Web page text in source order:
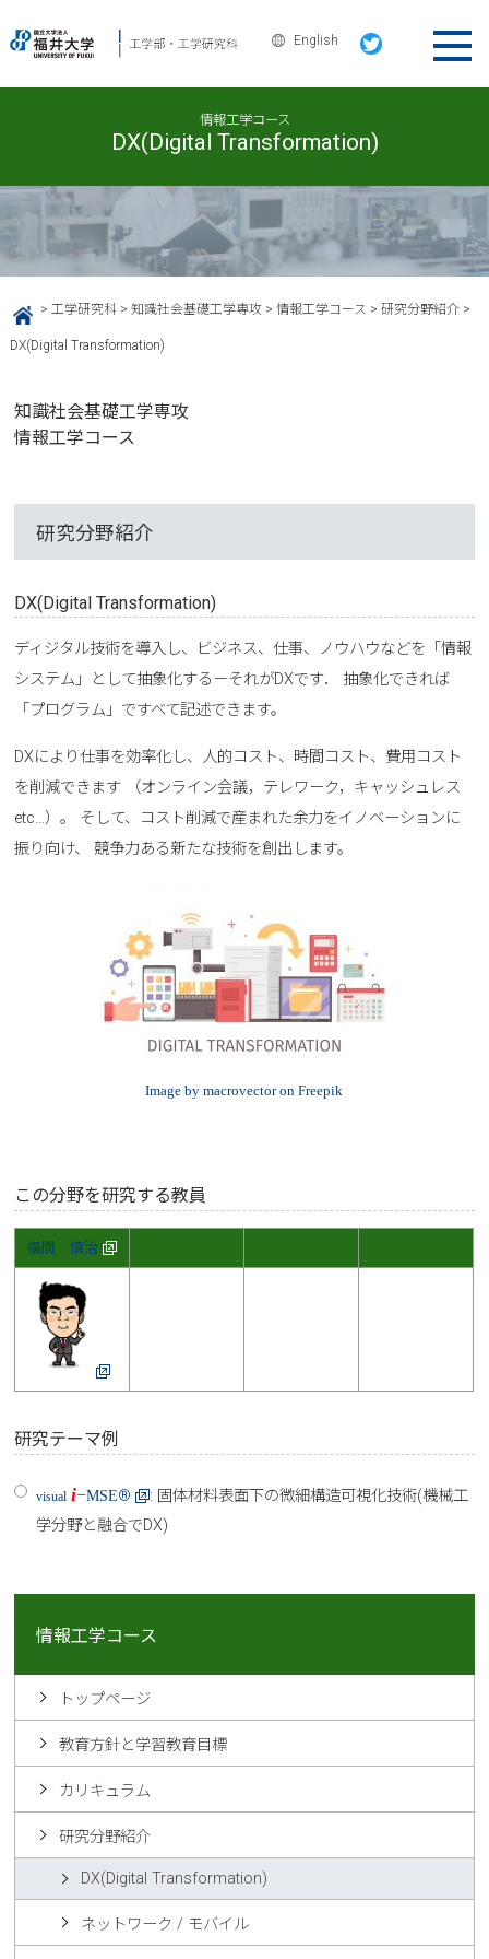
English
情報工学コース
DX(Digital Transformation)
HOME > 工学研究科> 知識社会基礎工学専攻> 情報工学コース > 研究分野紹介>
DX(Digital Transformation)
知識社会基礎工学専攻
情報工学コース
研究分野紹介
DX(Digital Transformation)
ディジタル技術を導入し、ビジネス、仕事、ノウハウなどを「情報
システム」として抽象化する－それがDXです． 抽象化できれば
「プログラム」ですべて記述できます。
DXにより仕事を効率化し、人的コスト、時間コスト、費用コスト
を削減できます （オンライン会議，テレワーク，キャッシュレス
etc…）。 そして、コスト削減で産まれた余力をイノベーションに
振り向け、 競争力ある新たな技術を創出します。
Image by macrovector on Freepik
この分野を研究する教員
福間 慎治
研究テーマ例
visual i–MSE®
: 固体材料表面下の微細構造可視化技術(機械工
学分野と融合でDX)
情報工学コース
トップページ
教育方針と学習教育目標
カリキュラム
研究分野紹介
DX(Digital Transformation)
ネットワーク / モバイル